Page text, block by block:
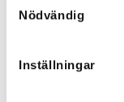
Nödvändig
Inställningar